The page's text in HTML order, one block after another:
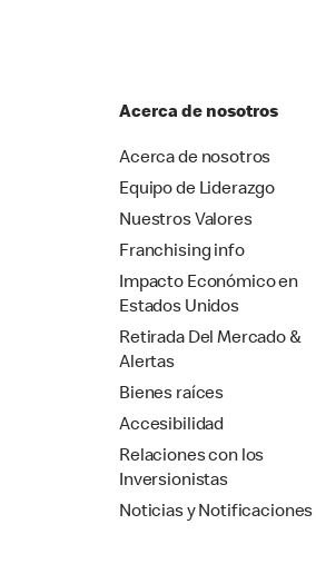
Acerca de nosotros
Acerca de nosotros
Equipo de Liderazgo
Nuestros Valores
Franchising info
Impacto Económico en
Estados Unidos
Retirada Del Mercado &
Alertas
Bienes raíces
Accesibilidad
Relaciones con los
Inversionistas
Noticias y Notificaciones